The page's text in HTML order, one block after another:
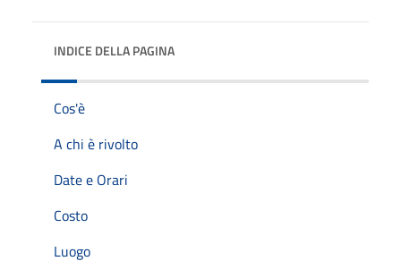
INDICE DELLA PAGINA
Cos'è
A chi è rivolto
Date e Orari
Costo
Luogo